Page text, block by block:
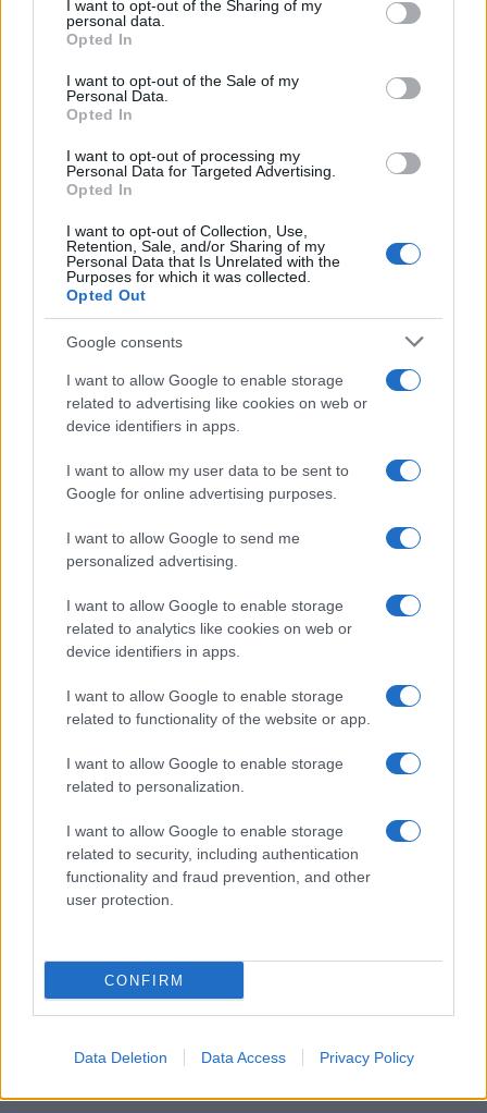
not limited to your visit or usage behaviour. You may click to
grant or deny consent to Google and its third-party tags to
use your data for below specified purposes in below Google
consent section.
I want to opt-out of the Sharing of my
personal data.
Opted In
I want to opt-out of the Sale of my
Personal Data.
Opted In
I want to opt-out of processing my
Personal Data for Targeted Advertising.
Opted In
I want to opt-out of Collection, Use,
Retention, Sale, and/or Sharing of my
Personal Data that Is Unrelated with the
Purposes for which it was collected.
Opted Out
Google consents
I want to allow Google to enable storage
related to advertising like cookies on web or
device identifiers in apps.
I want to allow my user data to be sent to
Google for online advertising purposes.
I want to allow Google to send me
personalized advertising.
I want to allow Google to enable storage
related to analytics like cookies on web or
device identifiers in apps.
I want to allow Google to enable storage
related to functionality of the website or app.
I want to allow Google to enable storage
related to personalization.
I want to allow Google to enable storage
related to security, including authentication
functionality and fraud prevention, and other
user protection.
CONFIRM
Data Deletion Data Access Privacy Policy
Aggius conquista la classifica delle mete più
amate dell’estate 2026
NECROLOGIE
Mario Malu
Paolo Pinna
Martina Agostina Diturco
I nostri cari
I nostri cari